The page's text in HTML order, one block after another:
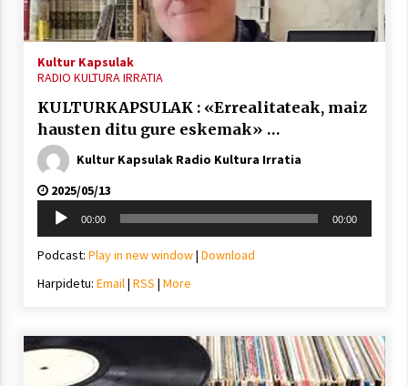
2021/11/25
Mahai-ingurua: irratia, podcastak
eta ondoren zer?
2021/11/11
Kultur Kapsulak
RADIO KULTURA IRRATIA
KULTURKAPSULAK : «Errealitateak, maiz
hausten ditu gure eskemak» …
Kultur Kapsulak Radio Kultura Irratia
2025/05/13
Soinu
erreproduzigailua
00:00 00:00
Podcast: Play in new window| Download
Harpidetu: Email| RSS | More